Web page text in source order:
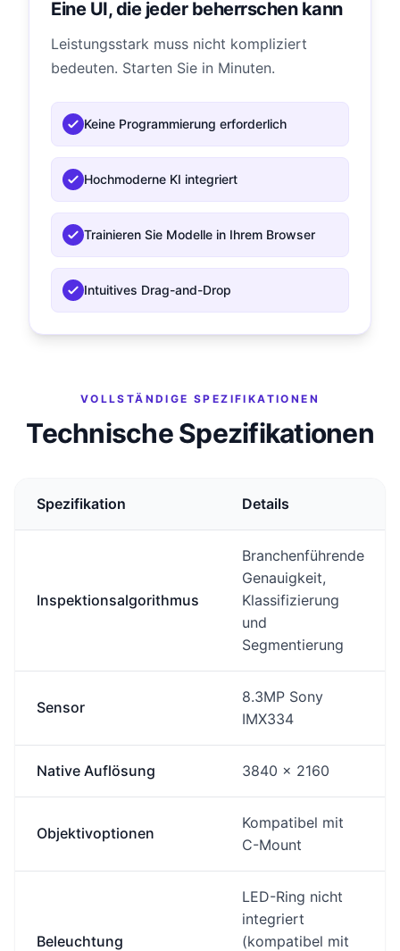
Eine UI, die jeder beherrschen kann
Leistungsstark muss nicht kompliziert
bedeuten. Starten Sie in Minuten.
Keine Programmierung erforderlich
Hochmoderne KI integriert
Trainieren Sie Modelle in Ihrem Browser
Intuitives Drag-and-Drop
VOLLSTÄNDIGE SPEZIFIKATIONEN
Technische Spezifikationen
Spezifikation Details
Inspektionsalgorithmus
Branchenführende
Genauigkeit,
Klassifizierung
und
Segmentierung
Sensor
8.3MP Sony
IMX334
Native Auflösung 3840 x 2160
Objektivoptionen
Kompatibel mit
C-Mount
Beleuchtung
LED-Ring nicht
integriert
(kompatibel mit